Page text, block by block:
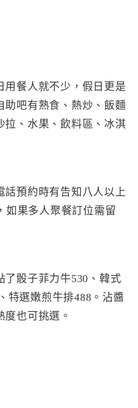
用餐人就不少，假日更是
助吧有熟食、熱炒、飯麵
拉、水果、飲料區、冰淇
話預約時有告知八人以上
如果多人聚餐訂位需留
了骰子菲力牛530、韓式
特選嫩煎牛排488。沾醬
也可挑選。